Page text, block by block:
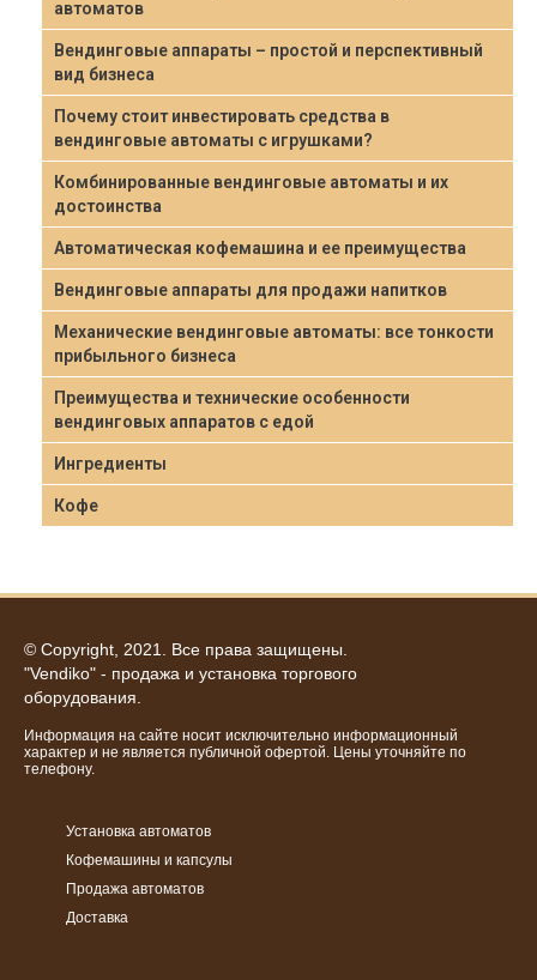
автоматов
Вендинговые аппараты – простой и перспективный
вид бизнеса
Почему стоит инвестировать средства в
вендинговые автоматы с игрушками?
Комбинированные вендинговые автоматы и их
достоинства
Автоматическая кофемашина и ее преимущества
Вендинговые аппараты для продажи напитков
Механические вендинговые автоматы: все тонкости
прибыльного бизнеса
Преимущества и технические особенности
вендинговых аппаратов с едой
Ингредиенты
Кофе
© Copyright, 2021. Все права защищены.
"Vendiko" - продажа и установка торгового
оборудования.
Информация на сайте носит исключительно информационный
характер и не является публичной офертой. Цены уточняйте по
телефону.
Установка автоматов
Кофемашины и капсулы
Продажа автоматов
Доставка